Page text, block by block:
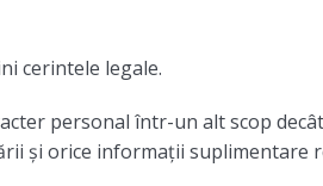
cerintele legale.
personal într-un alt scop
și orice informații suplimentare